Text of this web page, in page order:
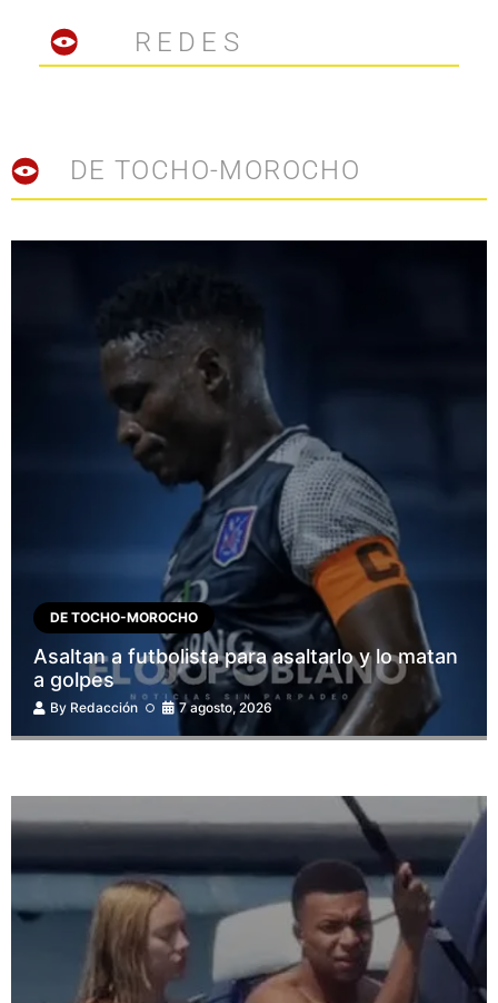
REDES
DE TOCHO-MOROCHO
DE TOCHO-MOROCHO
Asaltan a futbolista para asaltarlo y lo matan
a golpes
By Redacción 7 agosto, 2026